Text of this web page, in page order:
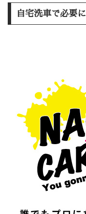
自宅洗車で必要